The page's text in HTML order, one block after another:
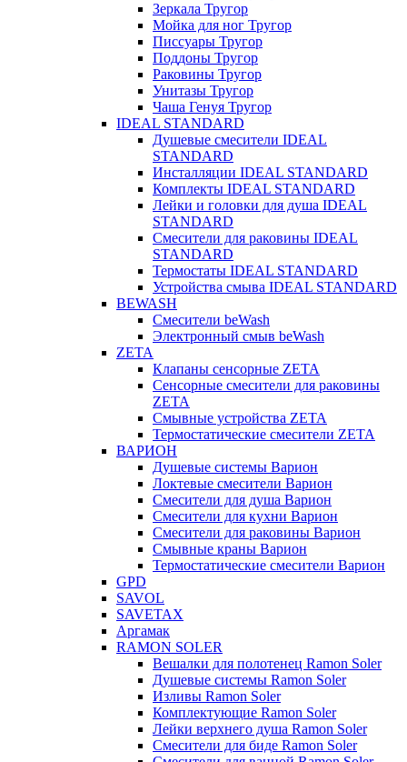
Зеркала Тругор
Мойка для ног Тругор
Писсуары Тругор
Поддоны Тругор
Раковины Тругор
Унитазы Тругор
Чаша Генуя Тругор
IDEAL STANDARD
Душевые смесители IDEAL
STANDARD
Инсталляции IDEAL STANDARD
Комплекты IDEAL STANDARD
Лейки и головки для душа IDEAL
STANDARD
Смесители для раковины IDEAL
STANDARD
Термостаты IDEAL STANDARD
Устройства смыва IDEAL STANDARD
BEWASH
Смесители beWash
Электронный смыв beWash
ZETA
Клапаны сенсорные ZETA
Сенсорные смесители для раковины
ZETA
Смывные устройства ZETA
Термостатические смесители ZETA
ВАРИОН
Душевые системы Варион
Локтевые смесители Варион
Смесители для душа Варион
Смесители для кухни Варион
Смесители для раковины Варион
Смывные краны Варион
Термостатические смесители Варион
GPD
SAVOL
SAVETAX
Аргамак
RAMON SOLER
Вешалки для полотенец Ramon Soler
Душевые системы Ramon Soler
Изливы Ramon Soler
Комплектующие Ramon Soler
Лейки верхнего душа Ramon Soler
Смесители для биде Ramon Soler